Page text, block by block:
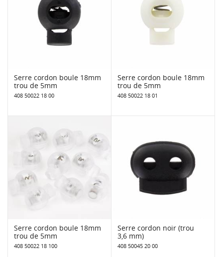
Serre cordon boule 18mm
trou de 5mm
408 50022 18 00
Serre cordon boule 18mm
trou de 5mm
408 50022 18 01
Serre cordon boule 18mm
trou de 5mm
408 50022 18 100
Serre cordon noir (trou
3,6 mm)
408 50045 20 00